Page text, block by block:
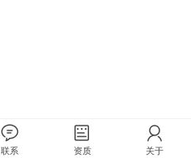
联系 资质 关于